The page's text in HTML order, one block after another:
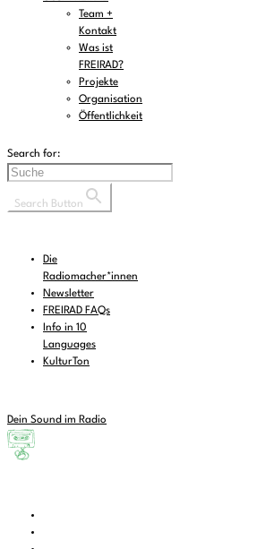
Team +
Kontakt
Was ist
FREIRAD?
Projekte
Organisation
Öffentlichkeit
Search for:
Search Button
Die
Radiomacher*innen
Newsletter
FREIRAD FAQs
Info in 10
Languages
KulturTon
Dein Sound im Radio